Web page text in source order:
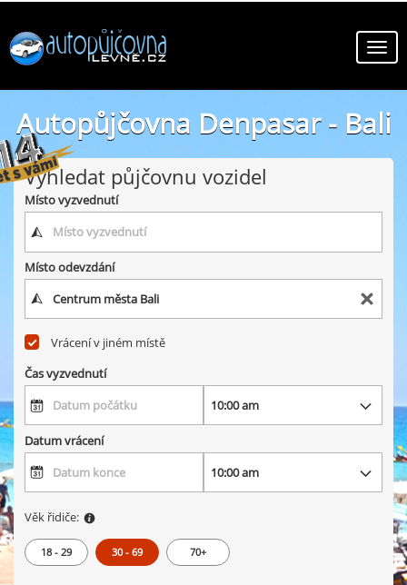
Autopůjčovna Denpasar - Bali
online autopůjčovny ve městě Denpasar - Bali
Vyhledat půjčovnu vozidel
Místo vyzvednutí
Místo odevzdání
Vrácení v jiném místě
Čas vyzvednutí
Datum vrácení
Věk řidiče:
18 - 29 30 - 69 70+